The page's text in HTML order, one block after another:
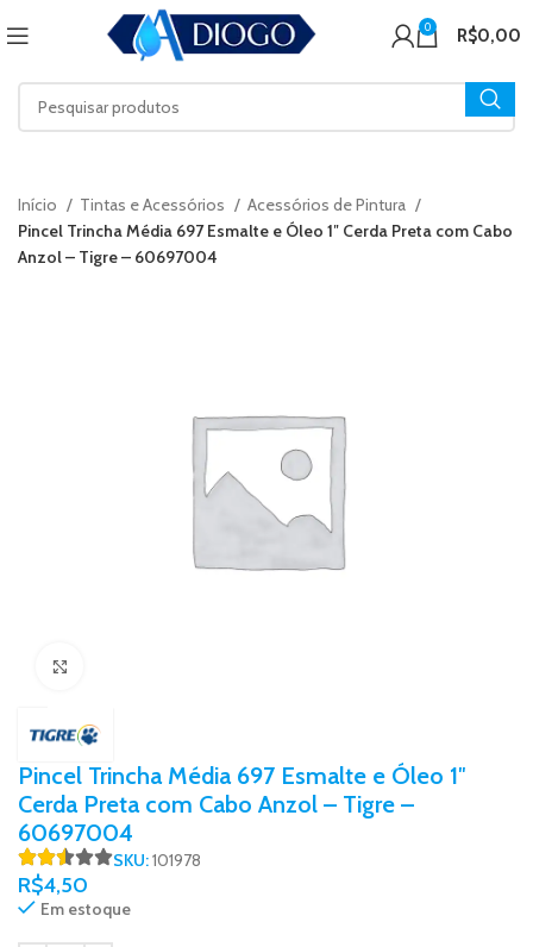
0 R$0,00
Início Tintas e Acessórios
Acessórios de Pintura
Pincel Trincha Média 697 Esmalte e Óleo 1″ Cerda Preta com Cabo
Anzol – Tigre – 60697004
Pincel Trincha Média 697 Esmalte e Óleo 1″
Cerda Preta com Cabo Anzol – Tigre –
60697004
SKU:101978
R$4,50
Em estoque